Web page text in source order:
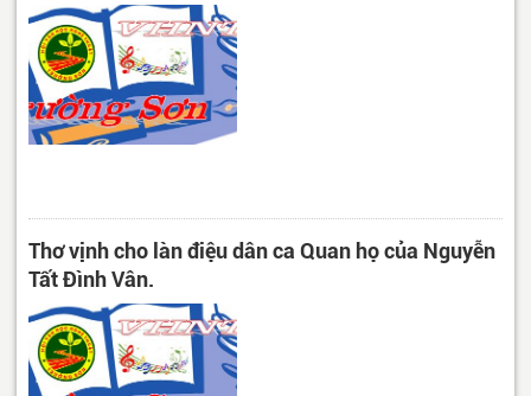
Thơ vịnh cho làn điệu dân ca Quan họ của Nguyễn
Tất Đình Vân.